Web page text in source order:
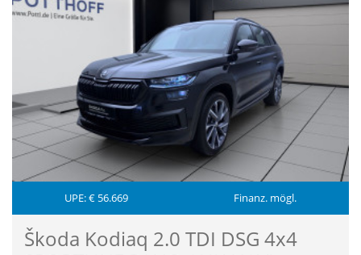
UPE: € 56.669 Finanz. mögl.
Škoda Kodiaq 2.0 TDI DSG 4x4